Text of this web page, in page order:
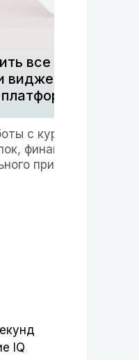
все разделы
виджеты в
платформе
с курсом до
финансов и
приложения.
IQ